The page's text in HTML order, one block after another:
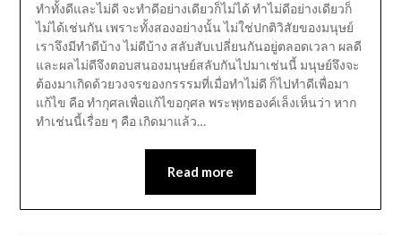
ทำทั้งดีและไม่ดี จะทำดีอย่างเดียวก็ไม่ได้ ทำไม่ดีอย่างเดียวก็
ไม่ได้เช่นกัน เพราะทั้งสองอย่างนั้น ไม่ใช่ปกติวิสัยของมนุษย์
เราจึงมีทำดีบ้าง ไม่ดีบ้าง สลับสับเปลี่ยนกันอยู่ตลอดเวลา ผลดี
และผลไม่ดีจึงตอบสนองมนุษย์สลับกันไปมาเช่นนี้ มนุษย์จึงจะ
ต้องมาเกิดด้วยวงจรของกรรรมที่เมื่อทำไม่ดี ก็ไปทำดีเพื่อมา
แก้ไข คือ ทำกุศลเพื่อแก้ไขอกุศล พระพุทธองค์เล็งเห็นว่า หาก
ทำเช่นนี้เรื่อย ๆ คือ เกิดมาแล้ว…
Read more